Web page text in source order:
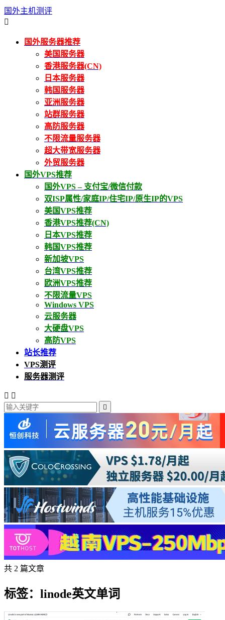
国外主机测评

国外服务器推荐
美国服务器
香港服务器(CN)
日本服务器
韩国服务器
亚洲服务器
站群服务器
高防服务器
不限流量服务器
超大带宽服务器
外贸服务器
国外VPS推荐
国外VPS – 支付宝/微信付款
双ISP属性/家庭IP/住宅IP/原生IP的VPS
美国VPS推荐
香港VPS推荐(CN)
日本VPS推荐
韩国VPS推荐
新加坡VPS
台湾VPS推荐
欧洲VPS推荐
不限流量VPS
Windows VPS
云服务器
大硬盘VPS
高防VPS
站长推荐
VPS测评
服务器测评
 

共 2 篇文章
标签：linode英文单词